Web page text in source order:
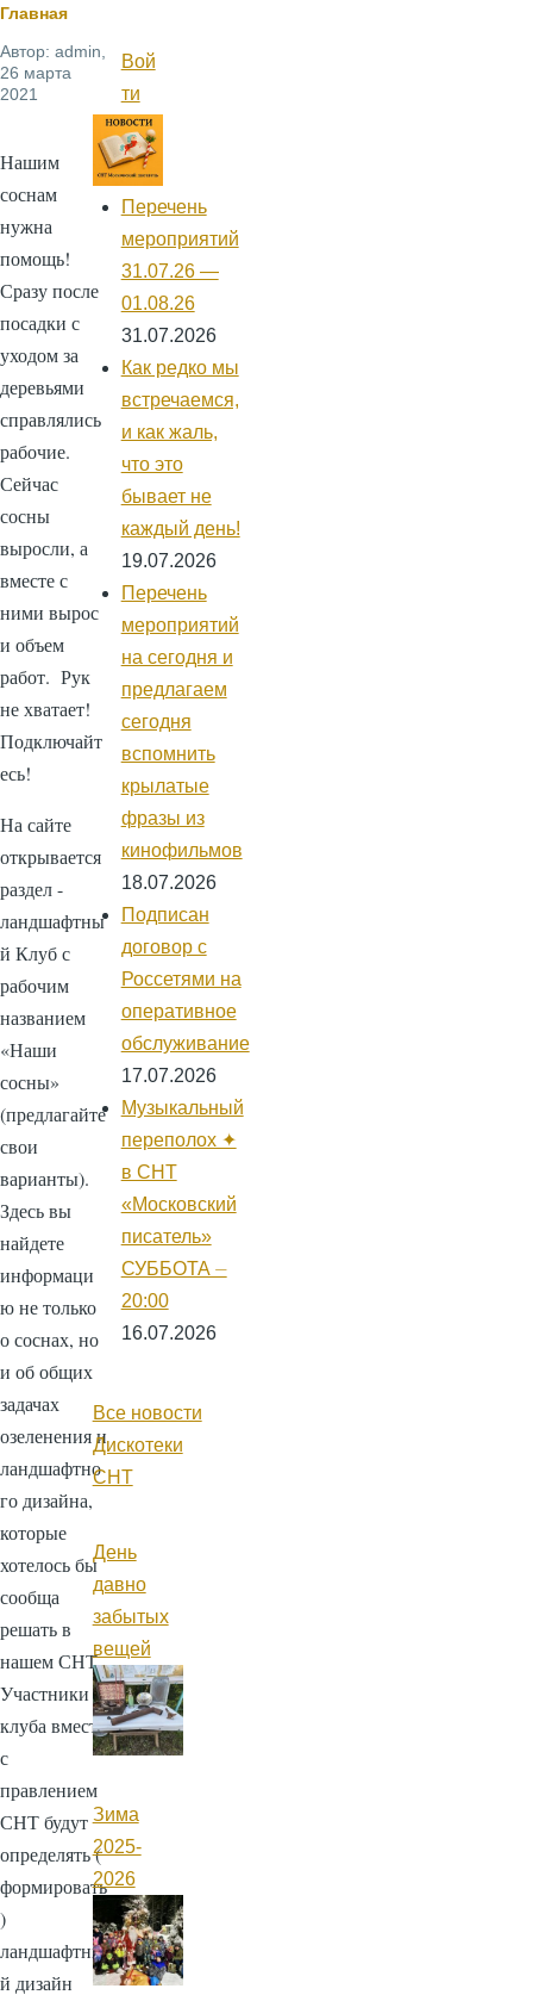
Строка
навигации
Главная
Автор: admin
26 марта
2021
Нашим
соснам
нужна
помощь!
Сразу после
посадки с
уходом за
деревьями
справлялись
рабочие.
Сейчас
сосны
выросли, а
вместе с
ними вырос
и объем
работ. Рук
не хватает!
Подключайт
есь!
На сайте
открывается
раздел -
ландшафтны
й Клуб с
рабочим
названием
«Наши
сосны»
(предлагайте
свои
варианты).
Здесь вы
найдете
информаци
ю не только
о соснах, но
и об общих
задачах
озеленения и
ландшафтно
го дизайна,
которые
хотелось бы
сообща
решать в
нашем СНТ.
Участники
клуба вместе
с
правлением
СНТ будут
определять (
формировать
)
ландшафтны
й дизайн
Меню
учётной
записи
пользователя
Вой
ти
Перечень
мероприятий
31.07.26 —
01.08.26
31.07.2026
Как редко мы
встречаемся,
и как жаль,
что это
бывает не
каждый день!
19.07.2026
Перечень
мероприятий
на сегодня и
предлагаем
сегодня
вспомнить
крылатые
фразы из
кинофильмов
18.07.2026
Подписан
договор с
Россетями на
оперативное
обслуживание
17.07.2026
Музыкальный
переполох ✦
в СНТ
«Московский
писатель»
СУББОТА ⏤
20:00
16.07.2026
Все новости
Дискотеки
СНТ
День
давно
забытых
вещей
Зима
2025-
2026